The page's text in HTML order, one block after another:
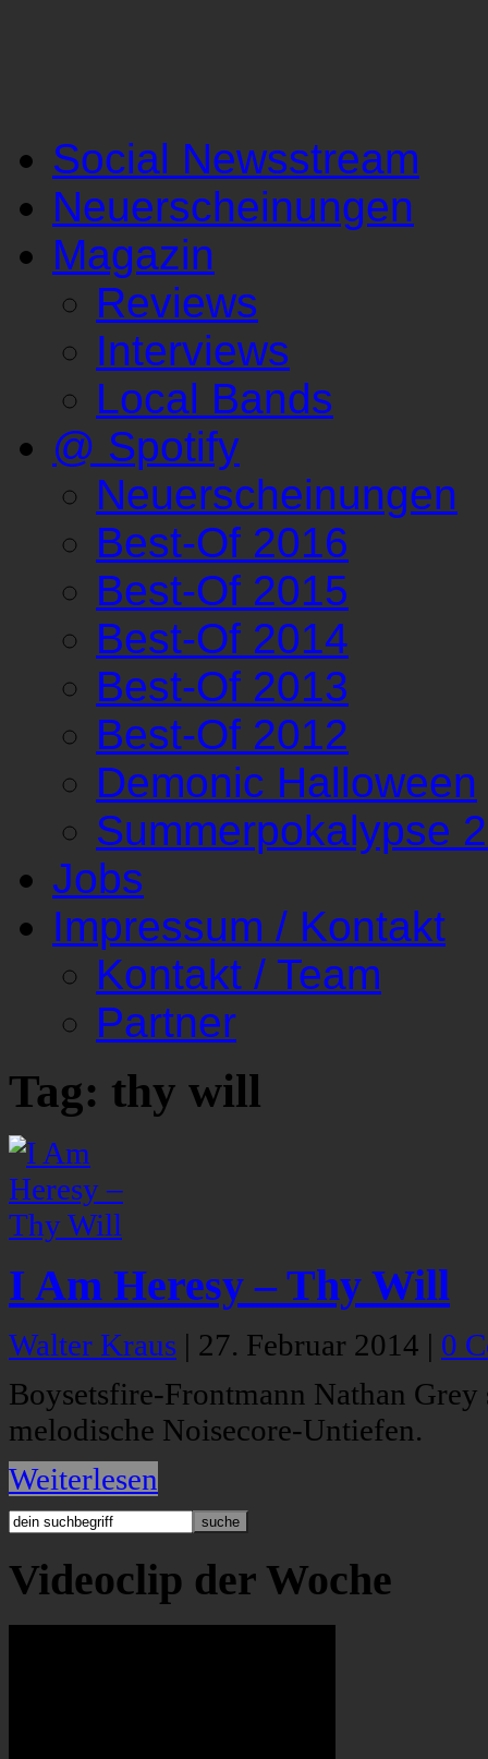
Social Newsstream
Neuerscheinungen
Magazin
Reviews
Interviews
Local Bands
@ Spotify
Neuerscheinungen
Best-Of 2016
Best-Of 2015
Best-Of 2014
Best-Of 2013
Best-Of 2012
Demonic Halloween
Summerpokalypse
Jobs
Impressum / Kontakt
Kontakt / Team
Partner
Tag: thy will
I Am Heresy – Thy Will
Walter Kraus | 27. Februar 2014 | 0
Boysetsfire-Frontmann Nathan
melodische Noisecore-Untiefen.
Weiterlesen
Videoclip der Woche